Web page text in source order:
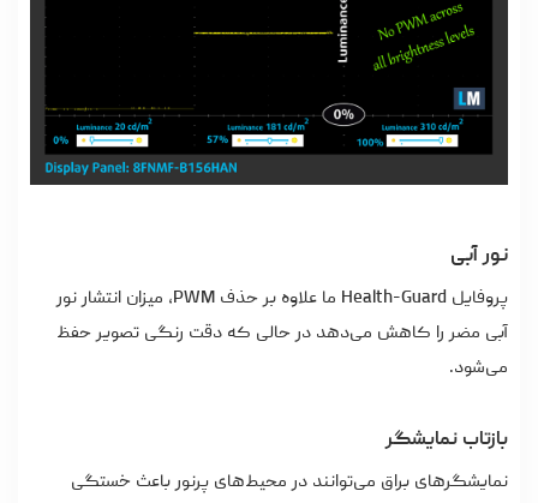
نور آبی
پروفایل Health-Guard ما علاوه بر حذف PWM، میزان انتشار نور
آبی مضر را کاهش می‌دهد در حالی‌ که دقت رنگی تصویر حفظ
می‌شود.
بازتاب نمایشگر
نمایشگرهای براق می‌توانند در محیط‌های پرنور باعث خستگی